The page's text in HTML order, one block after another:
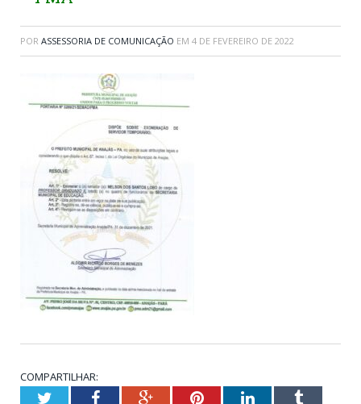
POR ASSESSORIA DE COMUNICAÇÃO EM 4 DE FEVEREIRO DE 2022
COMPARTILHAR:
TwitterFacebookGoogle+PinterestLinkedInTumblr